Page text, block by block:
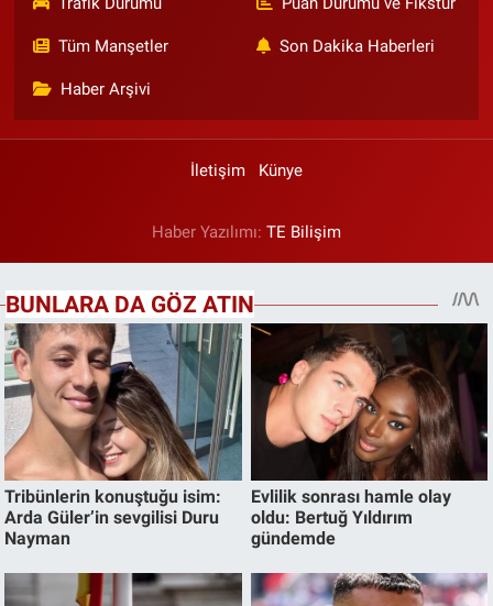
Tüm Manşetler Son Dakika Haberleri
Haber Arşivi
İletişim Künye
Haber Yazılımı: TE Bilişim